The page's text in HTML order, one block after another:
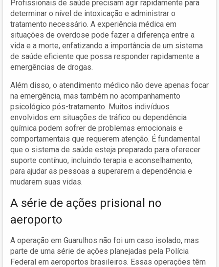
Profissionais de saúde precisam agir rapidamente para
determinar o nível de intoxicação e administrar o
tratamento necessário. A experiência médica em
situações de overdose pode fazer a diferença entre a
vida e a morte, enfatizando a importância de um sistema
de saúde eficiente que possa responder rapidamente a
emergências de drogas.
Além disso, o atendimento médico não deve apenas focar
na emergência, mas também no acompanhamento
psicológico pós-tratamento. Muitos indivíduos
envolvidos em situações de tráfico ou dependência
química podem sofrer de problemas emocionais e
comportamentais que requerem atenção. É fundamental
que o sistema de saúde esteja preparado para oferecer
suporte contínuo, incluindo terapia e aconselhamento,
para ajudar as pessoas a superarem a dependência e
mudarem suas vidas.
A série de ações prisional no
aeroporto
A operação em Guarulhos não foi um caso isolado, mas
parte de uma série de ações planejadas pela Polícia
Federal em aeroportos brasileiros. Essas operações têm